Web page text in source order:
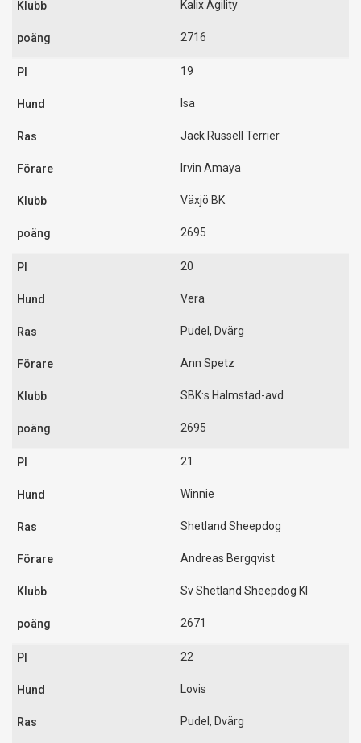
Kalix Agility
2716
19
Isa
Jack Russell Terrier
Irvin Amaya
Växjö BK
2695
20
Vera
Pudel, Dvärg
Ann Spetz
SBK:s Halmstad-avd
2695
21
Winnie
Shetland Sheepdog
Andreas Bergqvist
Sv Shetland Sheepdog Kl
2671
22
Lovis
Pudel, Dvärg